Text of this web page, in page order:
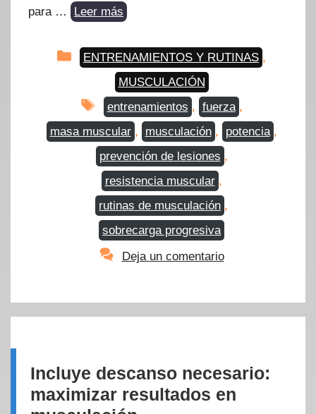
para …
Leer más
Categorías
ENTRENAMIENTOS Y RUTINAS ,
MUSCULACIÓN
Etiquetas
entrenamientos , fuerza ,
masa muscular , musculación , potencia ,
prevención de lesiones ,
resistencia muscular ,
rutinas de musculación ,
sobrecarga progresiva
Deja un comentario
Incluye descanso necesario:
maximizar resultados en